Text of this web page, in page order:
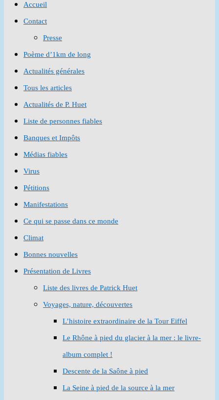
Accueil
Contact
Presse
Poème d’1km de long
Actualités générales
Tous les articles
Actualités de P. Huet
Liste de personnes fiables
Banques et Impôts
Médias fiables
Virus
Pétitions
Manifestations
Ce qui se passe dans ce monde
Climat
Bonnes nouvelles
Présentation de Livres
Liste des livres de Patrick Huet
Voyages, nature, découvertes
L’histoire extraordinaire de la Tour Eiffel
Le Rhône à pied du glacier à la mer : le livre-
album complet !
Descente de la Saône à pied
La Seine à pied de la source à la mer